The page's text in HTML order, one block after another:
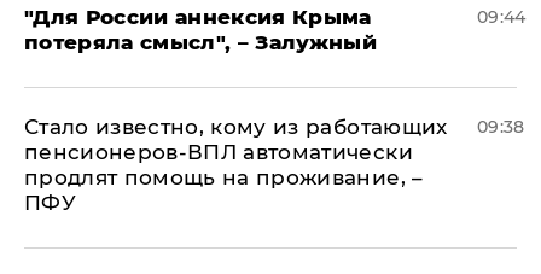
"Для России аннексия Крыма
потеряла смысл", – Залужный
09:44
Стало известно, кому из работающих
пенсионеров-ВПЛ автоматически
продлят помощь на проживание, –
ПФУ
09:38